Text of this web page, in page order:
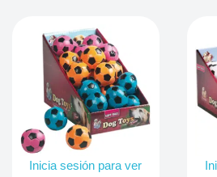
Inicia sesión para ver